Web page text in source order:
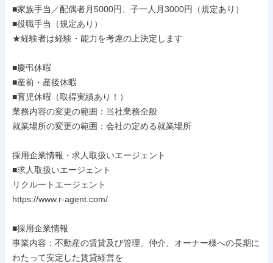
■家族手当／配偶者月5000円、子一人月3000円（規定あり）
■役職手当（規定あり）
★経験者は経験・能力を考慮の上決定します
■慶弔休暇
■産前・産後休暇
■育児休暇（取得実績あり！）
業務内容の変更の範囲：当社業務全般
就業場所の変更の範囲：会社の定める就業場所
採用企業情報・求人取扱いエージェント
■求人取扱いエージェント
リクルートエージェント
https://www.r-agent.com/
■採用企業情報
事業内容：不動産の賃貸及び管理、仲介、オーナー様への長期に
わたって安定した賃貸経営を